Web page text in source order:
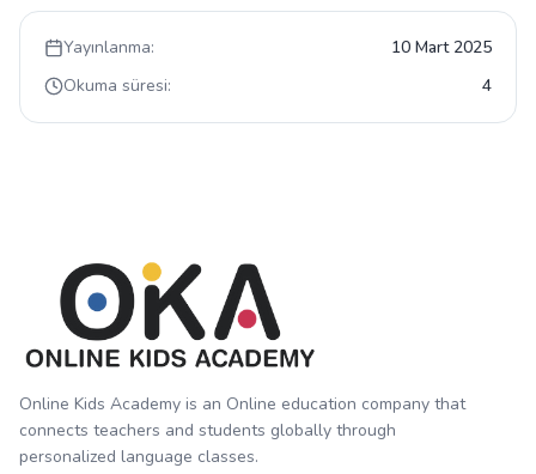
Yayınlanma:
10 Mart 2025
Okuma süresi:
4
Online Kids Academy is an Online education company that
connects teachers and students globally through
personalized language classes.